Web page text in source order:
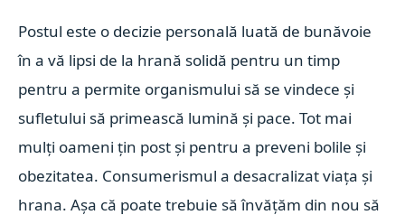
Postul este o decizie personală luată de bunăvoie
în a vă lipsi de la hrană solidă pentru un timp
pentru a permite organismului să se vindece și
sufletului să primească lumină și pace. Tot mai
mulți oameni țin post și pentru a preveni bolile și
obezitatea. Consumerismul a desacralizat viața și
hrana. Așa că poate trebuie să învățăm din nou să